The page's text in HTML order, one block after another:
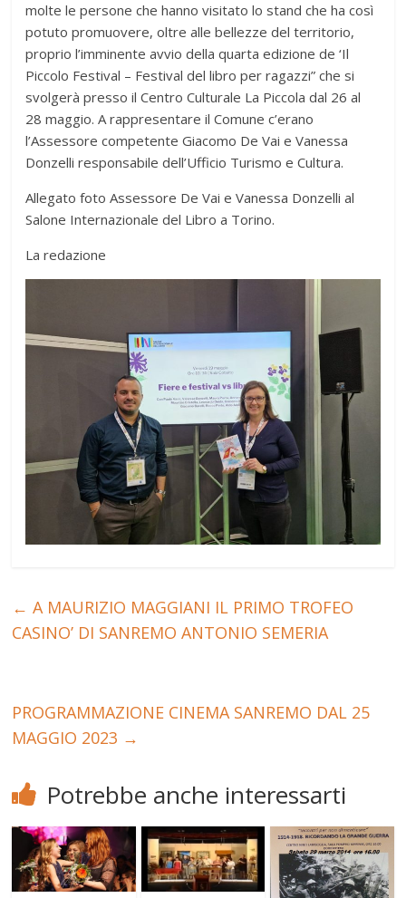
molte le persone che hanno visitato lo stand che ha così
potuto promuovere, oltre alle bellezze del territorio,
proprio l’imminente avvio della quarta edizione de ‘Il
Piccolo Festival – Festival del libro per ragazzi” che si
svolgerà presso il Centro Culturale La Piccola dal 26 al
28 maggio. A rappresentare il Comune c’erano
l’Assessore competente Giacomo De Vai e Vanessa
Donzelli responsabile dell’Ufficio Turismo e Cultura.
Allegato foto Assessore De Vai e Vanessa Donzelli al
Salone Internazionale del Libro a Torino.
La redazione
← A MAURIZIO MAGGIANI IL PRIMO TROFEO
CASINO’ DI SANREMO ANTONIO SEMERIA
PROGRAMMAZIONE CINEMA SANREMO DAL 25
MAGGIO 2023 →
Potrebbe anche interessarti